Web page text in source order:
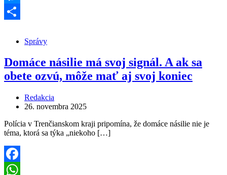
Messenger
Správy
Domáce násilie má svoj signál. A ak sa
obete ozvú, môže mať aj svoj koniec
Redakcia
26. novembra 2025
Polícia v Trenčianskom kraji pripomína, že domáce násilie nie je
téma, ktorá sa týka „niekoho […]
Facebook